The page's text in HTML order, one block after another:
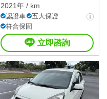
2021年 / km
認證車
五大保證
符合保固
立即諮詢